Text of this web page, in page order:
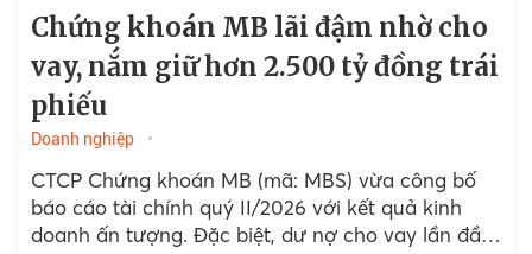
Chứng khoán MB lãi đậm nhờ cho
vay, nắm giữ hơn 2.500 tỷ đồng trái
phiếu
Doanh nghiệp
CTCP Chứng khoán MB (mã: MBS) vừa công bố
báo cáo tài chính quý II/2026 với kết quả kinh
doanh ấn tượng. Đặc biệt, dư nợ cho vay lần đầu